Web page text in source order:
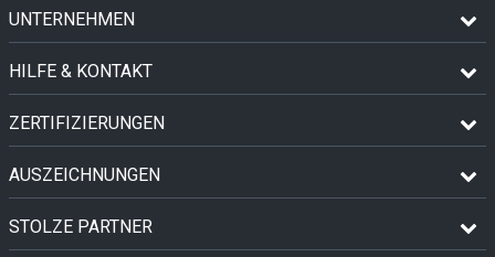
UNTERNEHMEN
HILFE & KONTAKT
ZERTIFIZIERUNGEN
AUSZEICHNUNGEN
STOLZE PARTNER